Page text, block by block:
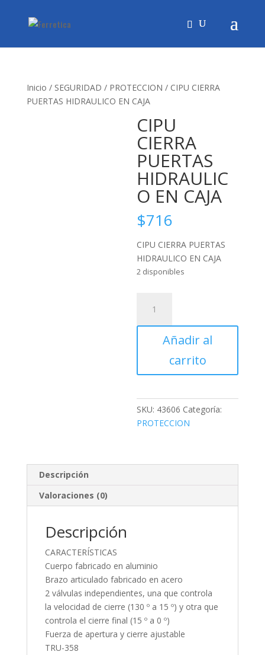
Inicio / SEGURIDAD / PROTECCION / CIPU CIERRA
PUERTAS HIDRAULICO EN CAJA
CIPU
CIERRA
PUERTAS
HIDRAULIC
O EN CAJA
$716
CIPU CIERRA PUERTAS
HIDRAULICO EN CAJA
2 disponibles
CIERRA
PUERTAS
HIDRAULICO
Añadir al
carrito
SKU: 43606 Categoría:
PROTECCION
Descripción
Valoraciones (0)
Descripción
CARACTERÍSTICAS
Cuerpo fabricado en aluminio
Brazo articulado fabricado en acero
2 válvulas independientes, una que controla
la velocidad de cierre (130 º a 15 º) y otra que
controla el cierre final (15 º a 0 º)
Fuerza de apertura y cierre ajustable
TRU-358